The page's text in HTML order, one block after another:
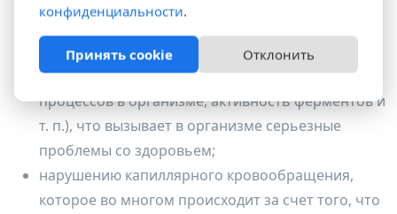
изменению кислотно-щелочного баланса (рН)
внутренней среды (от которого зависит
протекание всех важнейших жизненных
процессов в организме, активность ферментов и
т. п.), что вызывает в организме серьезные
проблемы со здоровьем;
нарушению капиллярного кровообращения,
которое во многом происходит за счет того, что
конфиденциальности.
Принять cookie Отклонить